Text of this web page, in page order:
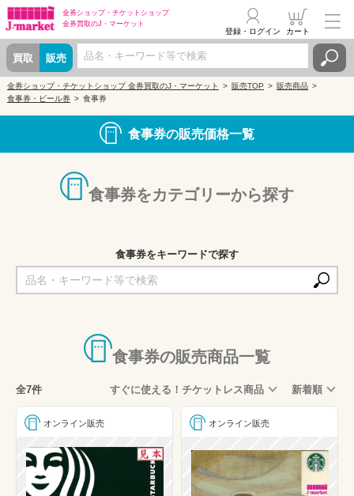
金券ショップ・ チケットショップ
金券買取のJ・マーケット
買取 販売
登録・ログイン カート
金券ショップ・チケットショップ 金券買取のJ・マーケット 販売TOP
販売商品
食事券・ビール券
食事券
食事券の販売価格一覧
食事券をカテゴリーから探す
食事券をキーワードで探す
食事券の販売商品一覧
全7件 すぐに使える！チケットレス商品 新着順
オンライン販売 オンライン販売